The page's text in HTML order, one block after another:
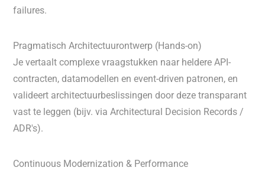
failures.
Pragmatisch Architectuurontwerp (Hands-on)
Je vertaalt complexe vraagstukken naar heldere API-
contracten, datamodellen en event-driven patronen, en
valideert architectuurbeslissingen door deze transparant
vast te leggen (bijv. via Architectural Decision Records /
ADR's).
Continuous Modernization & Performance